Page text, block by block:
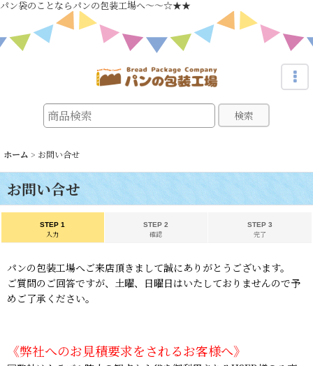
パン袋のことならパンの包装工場へ～～☆★★
検索
ホーム > お問い合せ
お問い合せ
STEP 1
入力
STEP 2
確認
STEP 3
完了
パンの包装工場へご来店頂きまして誠にありがとうございます。
ご質問のご回答ですが、土曜、日曜日はいたしておりませんので予
めご了承ください。
《弊社へのお見積要求をされるお客様へ》